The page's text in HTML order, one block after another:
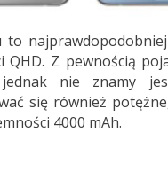
QHD. Z pewnością
nie znamy
się również
4000 mAh.